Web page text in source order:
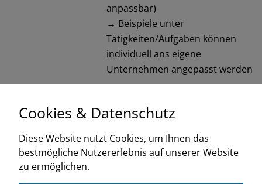
anpassbar)
→ Beispiele unter
Tätigkeiten/Aufgaben können
individuell ans eigene
Unternehmen angepasst werden
2021
de
Cookies & Datenschutz
Diese Website nutzt Cookies, um Ihnen das
bestmögliche Nutzererlebnis auf unserer Website
zu ermöglichen.